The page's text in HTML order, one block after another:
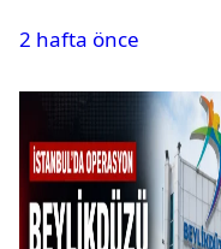
var
2 hafta önce